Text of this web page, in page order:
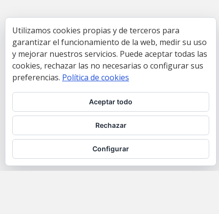
Utilizamos cookies propias y de terceros para
garantizar el funcionamiento de la web, medir su uso
y mejorar nuestros servicios. Puede aceptar todas las
cookies, rechazar las no necesarias o configurar sus
preferencias. Política de cookies
Aceptar todo
Rechazar
Configurar